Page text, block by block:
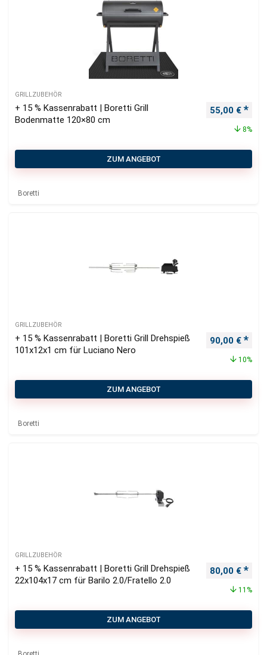
GRILLZUBEHÖR
+ 15 % Kassenrabatt | Boretti Grill
Bodenmatte 120×80 cm
55,00 €
8%
ZUM ANGEBOT
Boretti
GRILLZUBEHÖR
+ 15 % Kassenrabatt | Boretti Grill Drehspieß
101x12x1 cm für Luciano Nero
90,00 €
10%
ZUM ANGEBOT
Boretti
GRILLZUBEHÖR
+ 15 % Kassenrabatt | Boretti Grill Drehspieß
22x104x17 cm für Barilo 2.0/Fratello 2.0
80,00 €
11%
ZUM ANGEBOT